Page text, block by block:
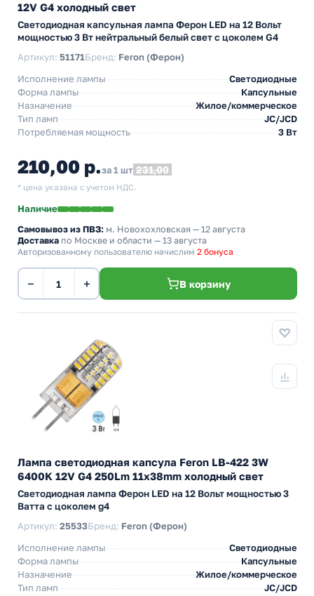
12V G4 холодный свет
Светодиодная капсульная лампа Ферон LED на 12 Вольт
мощностью 3 Вт нейтральный белый свет с цоколем G4
Артикул: 51171Бренд: Feron (Ферон)
Исполнение лампы
Светодиодные
Форма лампы
Капсульные
Назначение
Жилое/коммерческое
Тип ламп
JC/JCD
Потребляемая мощность
3 Вт
210,00 р.за 1 шт 231,00
* цена указана с учетом НДС.
Наличие
Самовывоз из ПВЗ: м. Новохохловская — 12 августа
Доставка по Москве и области — 13 августа
Авторизованному пользователю начислим 2 бонуса
− + В корзину
Лампа светодиодная капсула Feron LB-422 3W
6400K 12V G4 250Lm 11x38mm холодный свет
Светодиодная лампа Ферон LED на 12 Вольт мощностью 3
Ватта с цоколем g4
Артикул: 25533Бренд: Feron (Ферон)
Исполнение лампы
Светодиодные
Форма лампы
Капсульные
Назначение
Жилое/коммерческое
Тип ламп
JC/JCD